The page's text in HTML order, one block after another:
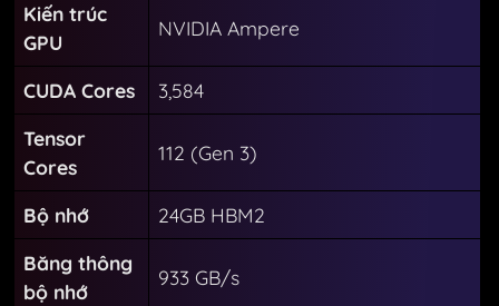
Kiến trúc
GPU
NVIDIA Ampere
CUDA Cores
3,584
Tensor
Cores
112 (Gen 3)
Bộ nhớ
24GB HBM2
Băng thông
bộ nhớ
933 GB/s